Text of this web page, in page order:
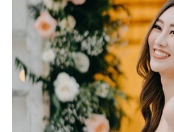
เอส-วรฤทธิ์ ไวยเจียรนัย จาก